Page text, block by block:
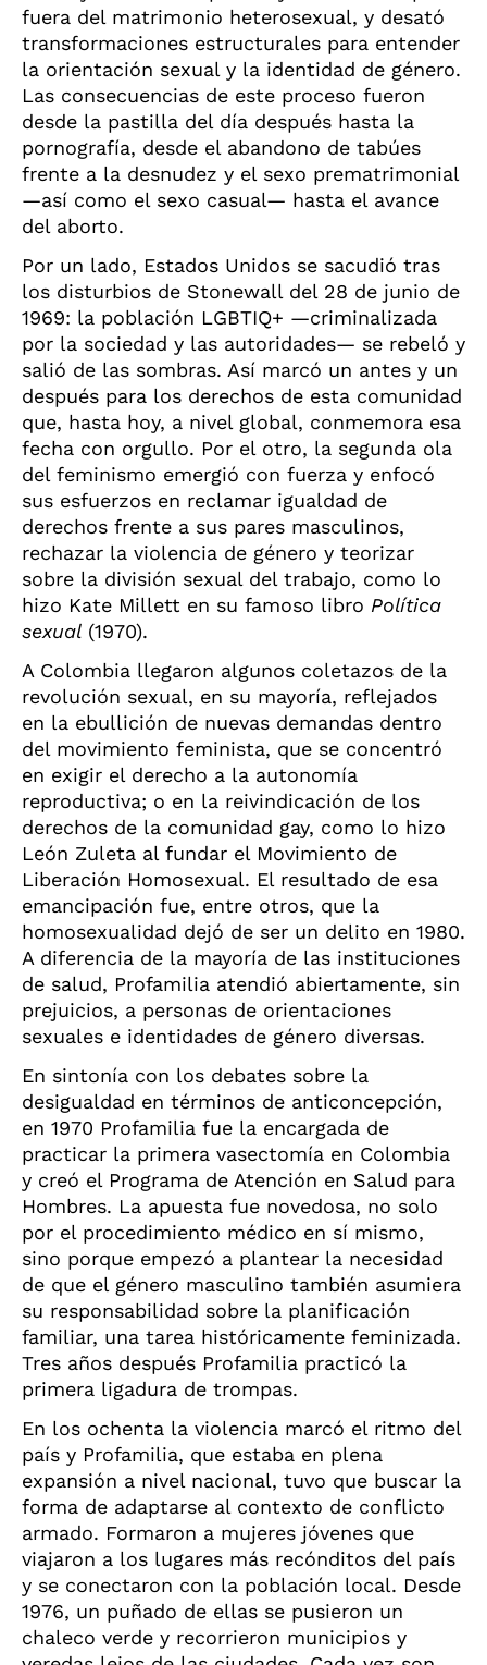
fuera del matrimonio heterosexual, y desató
transformaciones estructurales para entender
la orientación sexual y la identidad de género.
Las consecuencias de este proceso fueron
desde la pastilla del día después hasta la
pornografía, desde el abandono de tabúes
frente a la desnudez y el sexo prematrimonial
—así como el sexo casual— hasta el avance
del aborto.
Por un lado, Estados Unidos se sacudió tras
los disturbios de Stonewall del 28 de junio de
1969: la población LGBTIQ+ —criminalizada
por la sociedad y las autoridades— se rebeló y
salió de las sombras. Así marcó un antes y un
después para los derechos de esta comunidad
que, hasta hoy, a nivel global, conmemora esa
fecha con orgullo. Por el otro, la segunda ola
del feminismo emergió con fuerza y enfocó
sus esfuerzos en reclamar igualdad de
derechos frente a sus pares masculinos,
rechazar la violencia de género y teorizar
sobre la división sexual del trabajo, como lo
hizo Kate Millett en su famoso libro Política
sexual (1970).
A Colombia llegaron algunos coletazos de la
revolución sexual, en su mayoría, reflejados
en la ebullición de nuevas demandas dentro
del movimiento feminista, que se concentró
en exigir el derecho a la autonomía
reproductiva; o en la reivindicación de los
derechos de la comunidad gay, como lo hizo
León Zuleta al fundar el Movimiento de
Liberación Homosexual. El resultado de esa
emancipación fue, entre otros, que la
homosexualidad dejó de ser un delito en 1980.
A diferencia de la mayoría de las instituciones
de salud, Profamilia atendió abiertamente, sin
prejuicios, a personas de orientaciones
sexuales e identidades de género diversas.
En sintonía con los debates sobre la
desigualdad en términos de anticoncepción,
en 1970 Profamilia fue la encargada de
practicar la primera vasectomía en Colombia
y creó el Programa de Atención en Salud para
Hombres. La apuesta fue novedosa, no solo
por el procedimiento médico en sí mismo,
sino porque empezó a plantear la necesidad
de que el género masculino también asumiera
su responsabilidad sobre la planificación
familiar, una tarea históricamente feminizada.
Tres años después Profamilia practicó la
primera ligadura de trompas.
En los ochenta la violencia marcó el ritmo del
país y Profamilia, que estaba en plena
expansión a nivel nacional, tuvo que buscar la
forma de adaptarse al contexto de conflicto
armado. Formaron a mujeres jóvenes que
viajaron a los lugares más recónditos del país
y se conectaron con la población local. Desde
1976, un puñado de ellas se pusieron un
chaleco verde y recorrieron municipios y